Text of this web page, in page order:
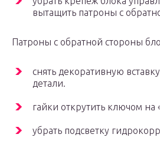
вытащить патроны с
Патроны с обратной стороны
снять декоративную
детали.
гайки открутить ключом на
убрать подсветку